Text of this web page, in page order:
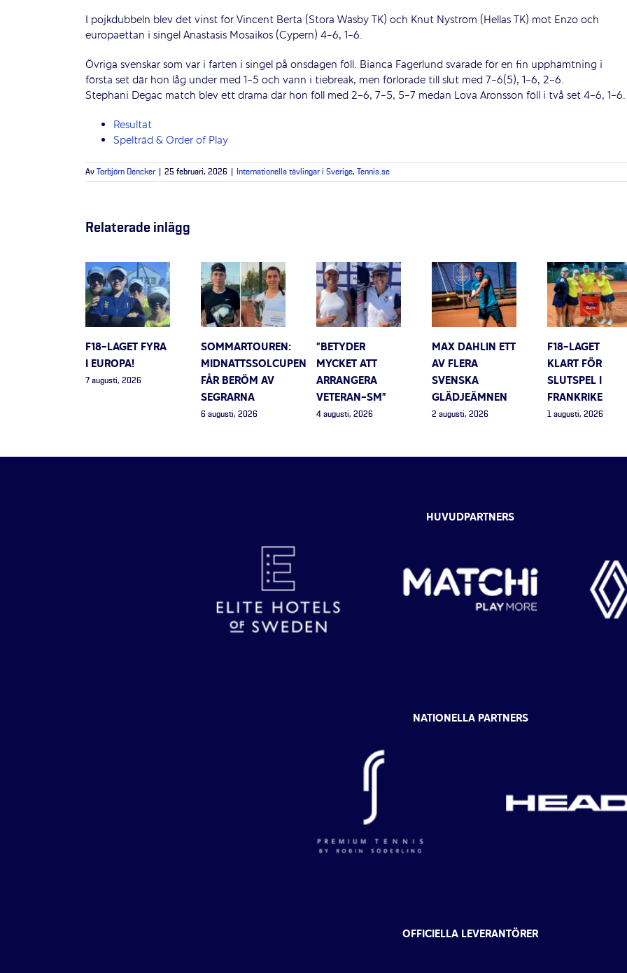
I pojkdubbeln blev det vinst för Vincent Berta (Stora Wäsby TK) och Knut Nyström (Hellas TK) mot Enzo och
europaettan i singel Anastasis Mosaikos (Cypern) 4-6, 1-6.
Övriga svenskar som var i farten i singel på onsdagen föll. Bianca Fagerlund svarade för en fin upphämtning i
första set där hon låg under med 1-5 och vann i tiebreak, men förlorade till slut med 7-6(5), 1-6, 2-6.
Stephani Degac match blev ett drama där hon föll med 2-6, 7-5, 5-7 medan Lova Aronsson föll i två set 4-6, 1-6.
Resultat
Spelträd & Order of Play
Av Torbjörn Dencker 25 februari, 2026 Internationella tävlingar i Sverige, Tennis.se
Relaterade inlägg
F18-LAGET FYRA
I EUROPA!
7 augusti, 2026
SOMMARTOUREN:
MIDNATTSSOLCUPEN
FÅR BERÖM AV
SEGRARNA
6 augusti, 2026
”BETYDER
MYCKET ATT
ARRANGERA
VETERAN-SM”
4 augusti, 2026
MAX DAHLIN ETT
AV FLERA
SVENSKA
GLÄDJEÄMNEN
2 augusti, 2026
F18-LAGET
KLART FÖR
SLUTSPEL I
FRANKRIKE
1 augusti, 2026
HUVUDPARTNERS
NATIONELLA PARTNERS
OFFICIELLA LEVERANTÖRER